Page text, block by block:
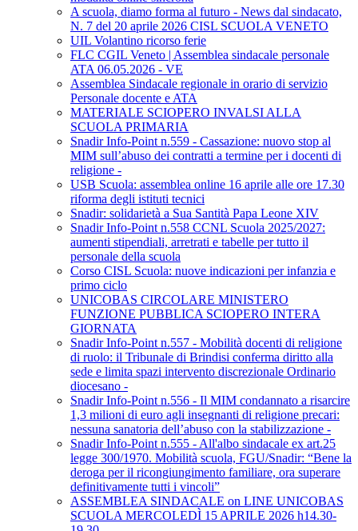
A scuola, diamo forma al futuro - News dal sindacato,
N. 7 del 20 aprile 2026 CISL SCUOLA VENETO
UIL Volantino ricorso ferie
FLC CGIL Veneto | Assemblea sindacale personale
ATA 06.05.2026 - VE
Assemblea Sindacale regionale in orario di servizio
Personale docente e ATA
MATERIALE SCIOPERO INVALSI ALLA
SCUOLA PRIMARIA
Snadir Info-Point n.559 - Cassazione: nuovo stop al
MIM sull’abuso dei contratti a termine per i docenti di
religione -
USB Scuola: assemblea online 16 aprile alle ore 17.30
riforma degli istituti tecnici
Snadir: solidarietà a Sua Santità Papa Leone XIV
Snadir Info-Point n.558 CCNL Scuola 2025/2027:
aumenti stipendiali, arretrati e tabelle per tutto il
personale della scuola
Corso CISL Scuola: nuove indicazioni per infanzia e
primo ciclo
UNICOBAS CIRCOLARE MINISTERO
FUNZIONE PUBBLICA SCIOPERO INTERA
GIORNATA
Snadir Info-Point n.557 - Mobilità docenti di religione
di ruolo: il Tribunale di Brindisi conferma diritto alla
sede e limita spazi intervento discrezionale Ordinario
diocesano -
Snadir Info-Point n.556 - Il MIM condannato a risarcire
1,3 milioni di euro agli insegnanti di religione precari:
nessuna sanatoria dell’abuso con la stabilizzazione -
Snadir Info-Point n.555 - All'albo sindacale ex art.25
legge 300/1970. Mobilità scuola, FGU/Snadir: “Bene la
deroga per il ricongiungimento familiare, ora superare
definitivamente tutti i vincoli”
ASSEMBLEA SINDACALE on LINE UNICOBAS
SCUOLA MERCOLEDÌ 15 APRILE 2026 h14.30-